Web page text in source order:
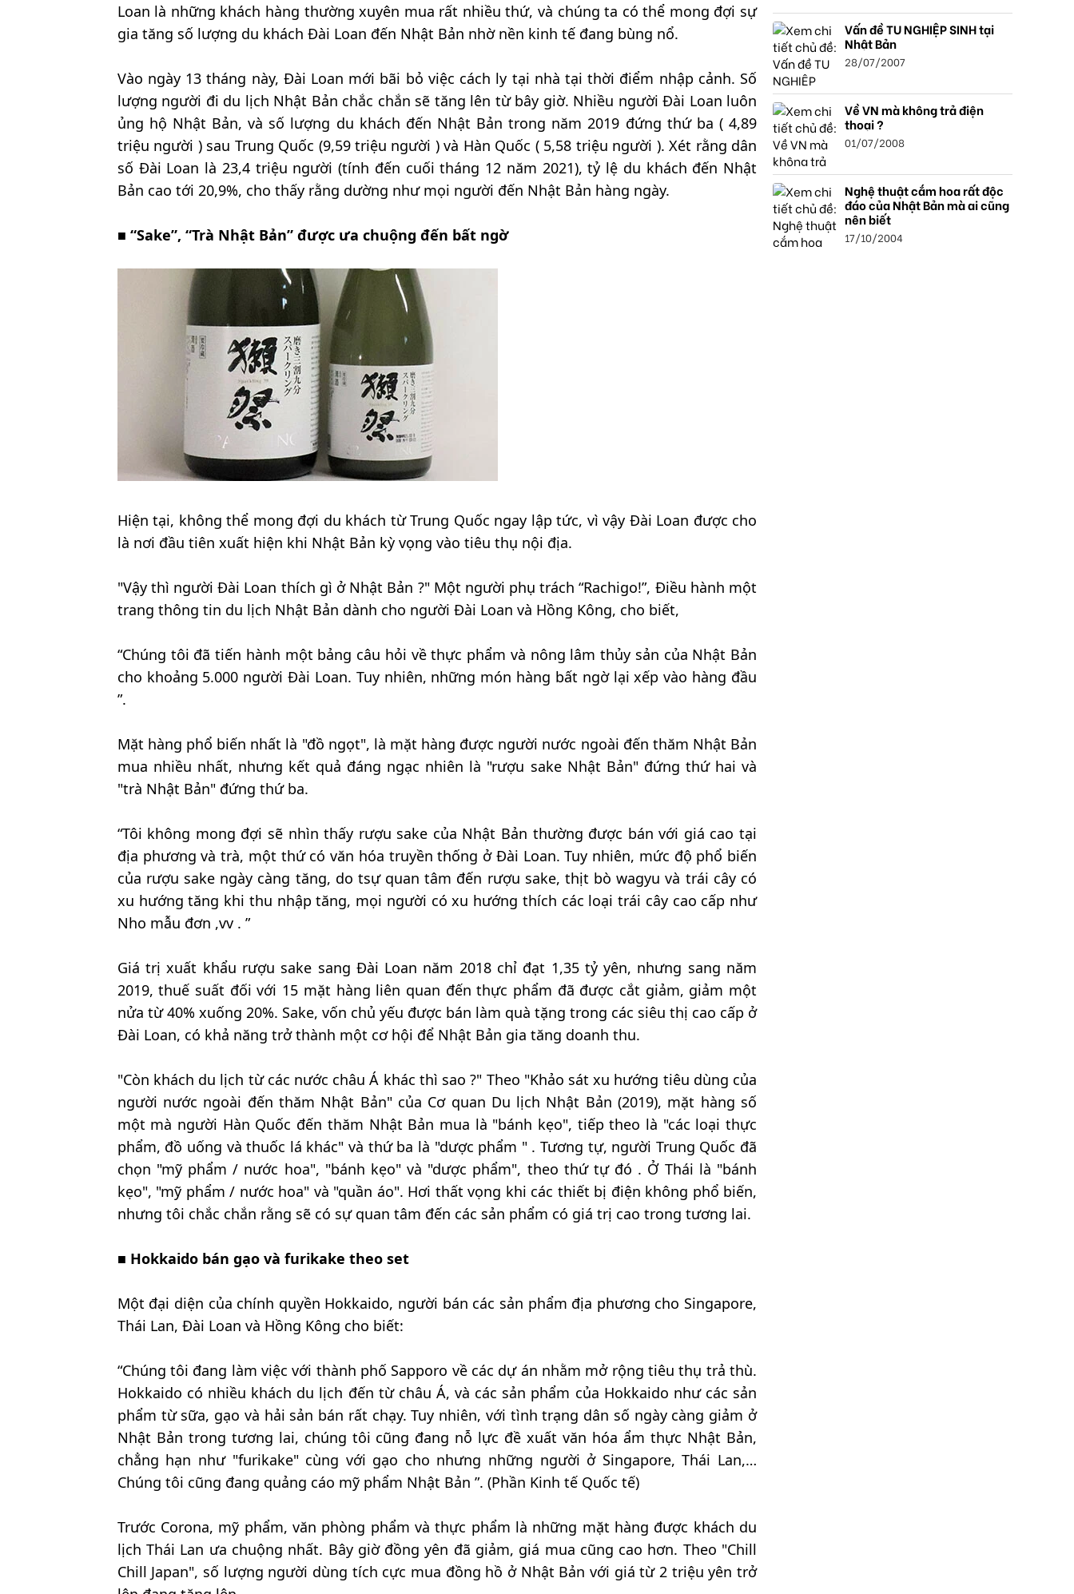
Loan là những khách hàng thường xuyên mua rất nhiều thứ, và chúng ta có thể mong đợi sự
gia tăng số lượng du khách Đài Loan đến Nhật Bản nhờ nền kinh tế đang bùng nổ.
Vào ngày 13 tháng này, Đài Loan mới bãi bỏ việc cách ly tại nhà tại thời điểm nhập cảnh. Số
lượng người đi du lịch Nhật Bản chắc chắn sẽ tăng lên từ bây giờ. Nhiều người Đài Loan luôn
ủng hộ Nhật Bản, và số lượng du khách đến Nhật Bản trong năm 2019 đứng thứ ba ( 4,89
triệu người ) sau Trung Quốc (9,59 triệu người ) và Hàn Quốc ( 5,58 triệu người ). Xét rằng dân
số Đài Loan là 23,4 triệu người (tính đến cuối tháng 12 năm 2021), tỷ lệ du khách đến Nhật
Bản cao tới 20,9%, cho thấy rằng dường như mọi người đến Nhật Bản hàng ngày.
■ “Sake”, “Trà Nhật Bản” được ưa chuộng đến bất ngờ
Hiện tại, không thể mong đợi du khách từ Trung Quốc ngay lập tức, vì vậy Đài Loan được cho
là nơi đầu tiên xuất hiện khi Nhật Bản kỳ vọng vào tiêu thụ nội địa.
"Vậy thì người Đài Loan thích gì ở Nhật Bản ?" Một người phụ trách “Rachigo!”, Điều hành một
trang thông tin du lịch Nhật Bản dành cho người Đài Loan và Hồng Kông, cho biết,
“Chúng tôi đã tiến hành một bảng câu hỏi về thực phẩm và nông lâm thủy sản của Nhật Bản
cho khoảng 5.000 người Đài Loan. Tuy nhiên, những món hàng bất ngờ lại xếp vào hàng đầu
”.
Mặt hàng phổ biến nhất là "đồ ngọt", là mặt hàng được người nước ngoài đến thăm Nhật Bản
mua nhiều nhất, nhưng kết quả đáng ngạc nhiên là "rượu sake Nhật Bản" đứng thứ hai và
"trà Nhật Bản" đứng thứ ba.
“Tôi không mong đợi sẽ nhìn thấy rượu sake của Nhật Bản thường được bán với giá cao tại
địa phương và trà, một thứ có văn hóa truyền thống ở Đài Loan. Tuy nhiên, mức độ phổ biến
của rượu sake ngày càng tăng, do tsự quan tâm đến rượu sake, thịt bò wagyu và trái cây có
xu hướng tăng khi thu nhập tăng, mọi người có xu hướng thích các loại trái cây cao cấp như
Nho mẫu đơn ,vv . ”
Giá trị xuất khẩu rượu sake sang Đài Loan năm 2018 chỉ đạt 1,35 tỷ yên, nhưng sang năm
2019, thuế suất đối với 15 mặt hàng liên quan đến thực phẩm đã được cắt giảm, giảm một
nửa từ 40% xuống 20%. Sake, vốn chủ yếu được bán làm quà tặng trong các siêu thị cao cấp ở
Đài Loan, có khả năng trở thành một cơ hội để Nhật Bản gia tăng doanh thu.
"Còn khách du lịch từ các nước châu Á khác thì sao ?" Theo "Khảo sát xu hướng tiêu dùng của
người nước ngoài đến thăm Nhật Bản" của Cơ quan Du lịch Nhật Bản (2019), mặt hàng số
một mà người Hàn Quốc đến thăm Nhật Bản mua là "bánh kẹo", tiếp theo là "các loại thực
phẩm, đồ uống và thuốc lá khác" và thứ ba là "dược phẩm " . Tương tự, người Trung Quốc đã
chọn "mỹ phẩm / nước hoa", "bánh kẹo" và "dược phẩm", theo thứ tự đó . Ở Thái là "bánh
kẹo", "mỹ phẩm / nước hoa" và "quần áo". Hơi thất vọng khi các thiết bị điện không phổ biến,
nhưng tôi chắc chắn rằng sẽ có sự quan tâm đến các sản phẩm có giá trị cao trong tương lai.
■ Hokkaido bán gạo và furikake theo set
Một đại diện của chính quyền Hokkaido, người bán các sản phẩm địa phương cho Singapore,
Thái Lan, Đài Loan và Hồng Kông cho biết:
“Chúng tôi đang làm việc với thành phố Sapporo về các dự án nhằm mở rộng tiêu thụ trả thù.
Hokkaido có nhiều khách du lịch đến từ châu Á, và các sản phẩm của Hokkaido như các sản
phẩm từ sữa, gạo và hải sản bán rất chạy. Tuy nhiên, với tình trạng dân số ngày càng giảm ở
Nhật Bản trong tương lai, chúng tôi cũng đang nỗ lực đề xuất văn hóa ẩm thực Nhật Bản,
chẳng hạn như "furikake" cùng với gạo cho nhưng những người ở Singapore, Thái Lan,…
Chúng tôi cũng đang quảng cáo mỹ phẩm Nhật Bản ”. (Phần Kinh tế Quốc tế)
Trước Corona, mỹ phẩm, văn phòng phẩm và thực phẩm là những mặt hàng được khách du
lịch Thái Lan ưa chuộng nhất. Bây giờ đồng yên đã giảm, giá mua cũng cao hơn. Theo "Chill
Chill Japan", số lượng người dùng tích cực mua đồng hồ ở Nhật Bản với giá từ 2 triệu yên trở
Vấn đề TU NGHIỆP SINH tại
Nhật Bản
28/07/2007
Về VN mà không trả điện
thoại ?
01/07/2008
Nghệ thuật cắm hoa rất độc
đáo của Nhật Bản mà ai cũng
nên biết
17/10/2004